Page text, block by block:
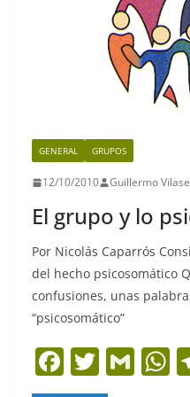
GENERAL GRUPOS
12/10/2010 Guillermo
El grupo y lo
Por Nicolás Caparrós
del hecho psicosomático
confusiones, unas
“psicosomático”
F T G